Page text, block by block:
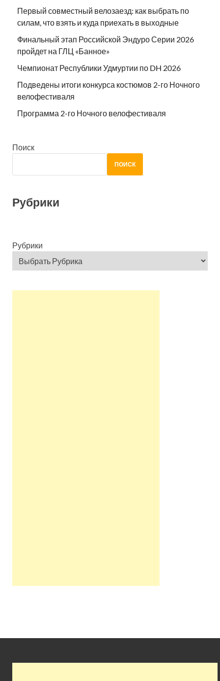
Первый совместный велозаезд: как выбрать по
силам, что взять и куда приехать в выходные
Финальный этап Российской Эндуро Серии 2026
пройдет на ГЛЦ «Банное»
Чемпионат Республики Удмуртии по DH 2026
Подведены итоги конкурса костюмов 2-го Ночного
велофестиваля
Программа 2-го Ночного велофестиваля
Поиск
ПОИСК
Рубрики
Рубрики